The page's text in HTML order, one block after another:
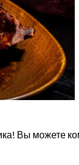
Вы можете